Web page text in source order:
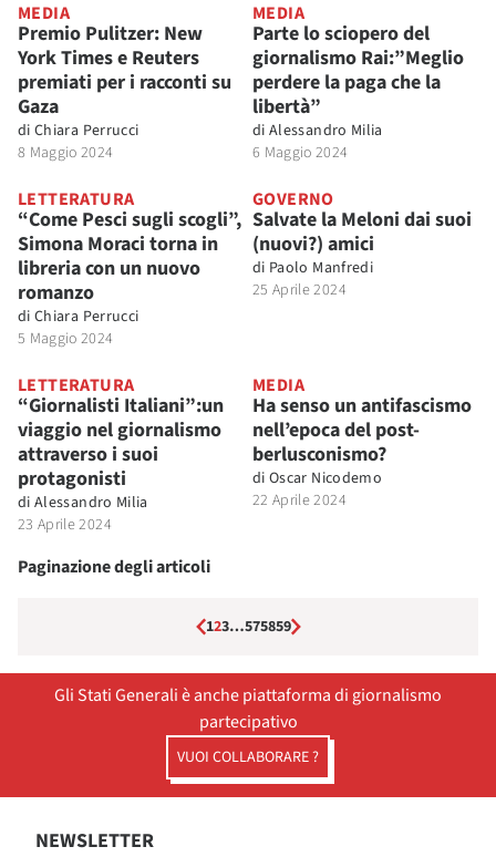
MEDIA
Premio Pulitzer: New
York Times e Reuters
premiati per i racconti su
Gaza
di Chiara Perrucci
8 Maggio 2024
MEDIA
Parte lo sciopero del
giornalismo Rai:”Meglio
perdere la paga che la
libertà”
di Alessandro Milia
6 Maggio 2024
LETTERATURA
“Come Pesci sugli scogli”,
Simona Moraci torna in
libreria con un nuovo
romanzo
di Chiara Perrucci
5 Maggio 2024
GOVERNO
Salvate la Meloni dai suoi
(nuovi?) amici
di Paolo Manfredi
25 Aprile 2024
LETTERATURA
“Giornalisti Italiani”:un
viaggio nel giornalismo
attraverso i suoi
protagonisti
di Alessandro Milia
23 Aprile 2024
MEDIA
Ha senso un antifascismo
nell’epoca del post-
berlusconismo?
di Oscar Nicodemo
22 Aprile 2024
Paginazione degli articoli
123…575859
Gli Stati Generali è anche piattaforma di giornalismo
partecipativo
VUOI COLLABORARE ?
NEWSLETTER